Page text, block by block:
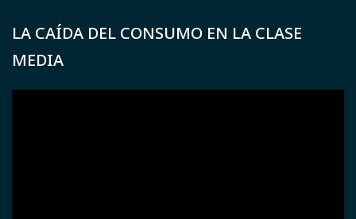
LA CAÍDA DEL CONSUMO EN LA CLASE
MEDIA